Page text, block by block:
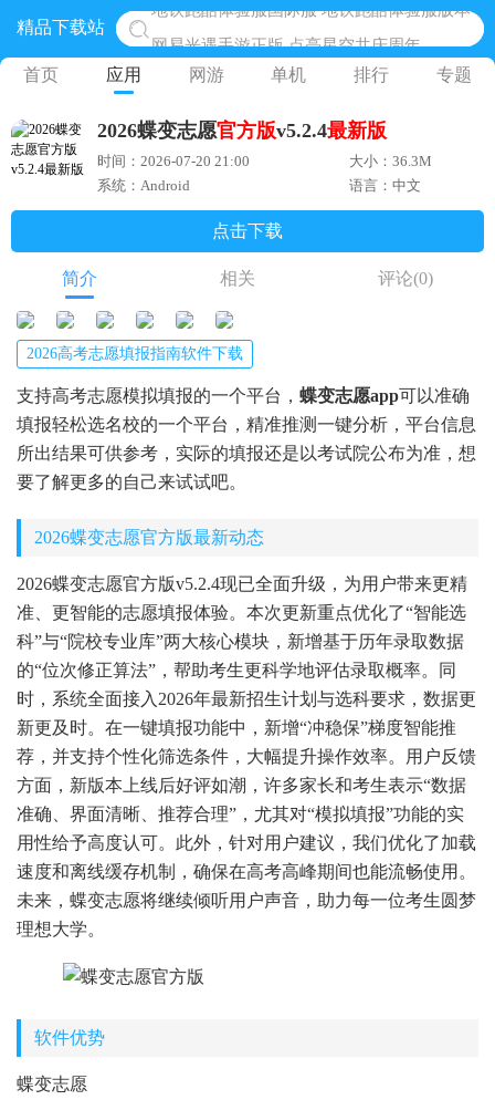
精品下载站
黎明觉醒生机腾讯正版 黎明觉醒生机国际服
奥特曼王者传奇 正版奥特曼游戏
地铁跑酷体验服国际服 地铁跑酷体验服版本
首页 应用 网游 单机 排行 专题
2026蝶变志愿官方版v5.2.4最新版
时间：2026-07-20 21:00
大小：36.3M
系统：Android
语言：中文
点击下载
简介 相关 评论(0)
2026高考志愿填报指南软件下载
支持高考志愿模拟填报的一个平台， 蝶变志愿app可以准确
填报轻松选名校的一个平台，精准推测一键分析，平台信息
所出结果可供参考，实际的填报还是以考试院公布为准，想
要了解更多的自己来试试吧。
2026蝶变志愿官方版最新动态
2026蝶变志愿官方版v5.2.4现已全面升级，为用户带来更精
准、更智能的志愿填报体验。本次更新重点优化了“智能选
科”与“院校专业库”两大核心模块，新增基于历年录取数据
的“位次修正算法”，帮助考生更科学地评估录取概率。同
时，系统全面接入2026年最新招生计划与选科要求，数据更
新更及时。在一键填报功能中，新增“冲稳保”梯度智能推
荐，并支持个性化筛选条件，大幅提升操作效率。用户反馈
方面，新版本上线后好评如潮，许多家长和考生表示“数据
准确、界面清晰、推荐合理”，尤其对“模拟填报”功能的实
用性给予高度认可。此外，针对用户建议，我们优化了加载
速度和离线缓存机制，确保在高考高峰期间也能流畅使用。
未来，蝶变志愿将继续倾听用户声音，助力每一位考生圆梦
理想大学。
软件优势
蝶变志愿